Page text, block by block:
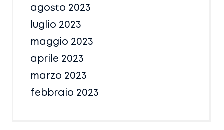
agosto 2023
luglio 2023
maggio 2023
aprile 2023
marzo 2023
febbraio 2023